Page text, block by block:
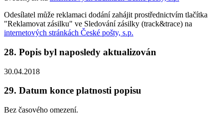
Odesílatel může reklamaci dodání zahájit prostřednictvím tlačítka
"Reklamovat zásilku" ve Sledování zásilky (track&trace) na
internetových stránkách České pošty, s.p.
28. Popis byl naposledy aktualizován
30.04.2018
29. Datum konce platnosti popisu
Bez časového omezení.